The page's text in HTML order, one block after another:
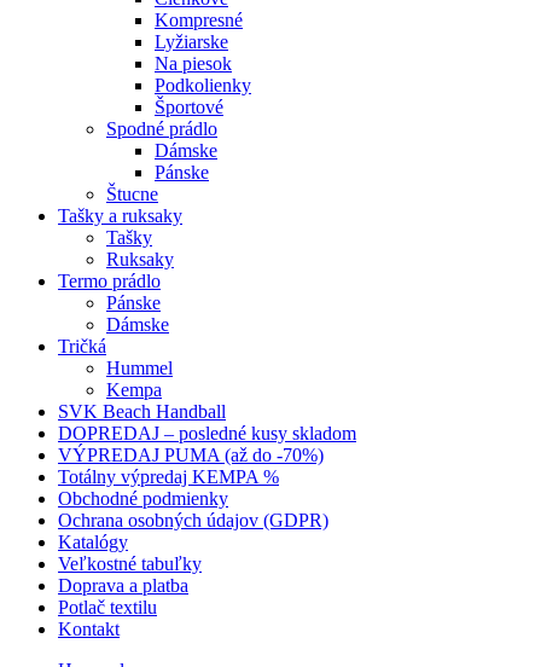
Kompresné
Lyžiarske
Na piesok
Podkolienky
Športové
Spodné prádlo
Dámske
Pánske
Štucne
Tašky a ruksaky
Tašky
Ruksaky
Termo prádlo
Pánske
Dámske
Tričká
Hummel
Kempa
SVK Beach Handball
DOPREDAJ – posledné kusy skladom
VÝPREDAJ PUMA (až do -70%)
Totálny výpredaj KEMPA %
Obchodné podmienky
Ochrana osobných údajov (GDPR)
Katalógy
Veľkostné tabuľky
Doprava a platba
Potlač textilu
Kontakt